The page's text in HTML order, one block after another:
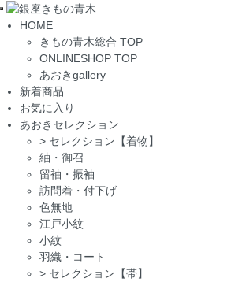
Toggle
navigation
HOME
きもの青木総合 TOP
ONLINESHOP TOP
あおきgallery
新着商品
お気に入り
あおきセレクション
> セレクション【着物】
紬・御召
留袖・振袖
訪問着・付下げ
色無地
江戸小紋
小紋
羽織・コート
> セレクション【帯】